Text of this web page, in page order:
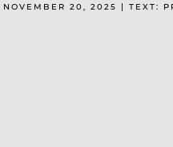
NOVEMBER 20, 2025 | TEXT: